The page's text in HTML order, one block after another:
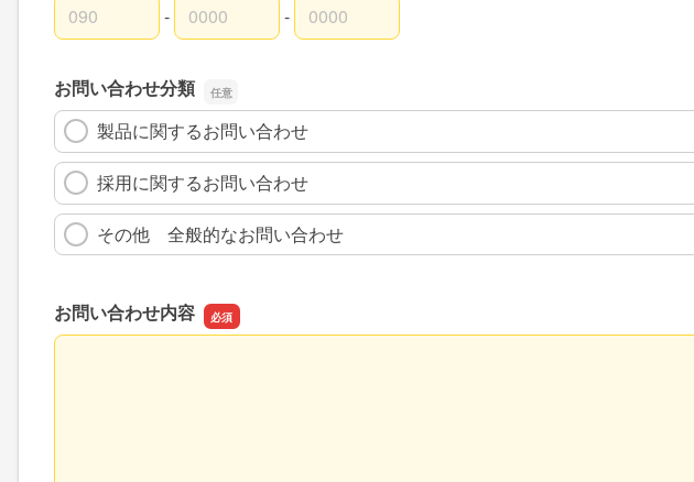
電話番号の市外局番
-
電話番号の市内局番 -
電話番号の加入者番号
お問い合わせ分類
製品に関するお問い合わせ
採用に関するお問い合わせ
その他 全般的なお問い合わせ
お問い合わせ内容
お問い合わせ内容